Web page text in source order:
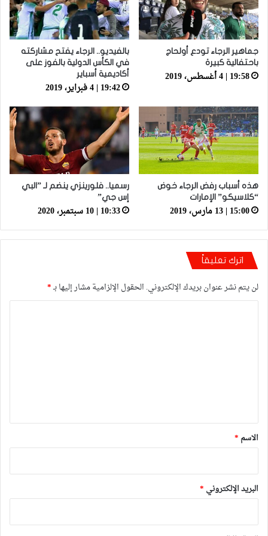
جماهير الرجاء تودع أولحاج
باحتفالية كبيرة
19:58 | 4 أغسطس، 2019
بالفيديو.. الرجاء يفتح مشاركته
في الكأس الدولية بالفوز على
أكاديمية أسباير
19:42 | 4 فبراير، 2019
هذه أسباب رفض الرجاء خوض
“كلاسيكو” الإمارات
15:00 | 13 مارس، 2019
رسميا.. فلورينزي ينضم لـ ”البي
إس جي”
10:33 | 10 سبتمبر، 2020
اترك تعليقاً
لن يتم نشر عنوان بريدك الإلكتروني. الحقول الإلزامية مشار إليها بـ*
*
الاسم *
البريد الإلكتروني *